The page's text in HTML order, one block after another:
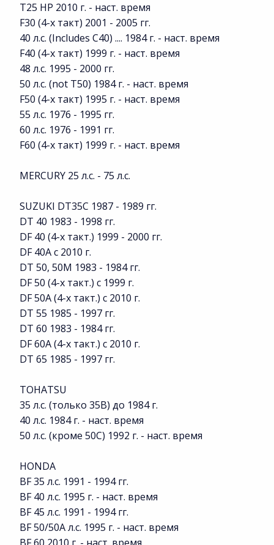
T25 HP 2010 г. - наст. время
F30 (4-х такт) 2001 - 2005 гг.
40 л.с. (Includes C40) .... 1984 г. - наст. время
F40 (4-х такт) 1999 г. - наст. время
48 л.с. 1995 - 2000 гг.
50 л.с. (not T50) 1984 г. - наст. время
F50 (4-х такт) 1995 г. - наст. время
55 л.с. 1976 - 1995 гг.
60 л.с. 1976 - 1991 гг.
F60 (4-х такт) 1999 г. - наст. время
MERCURY 25 л.с. - 75 л.с.
SUZUKI DT35C 1987 - 1989 гг.
DT 40 1983 - 1998 гг.
DF 40 (4-х такт.) 1999 - 2000 гг.
DF 40A с 2010 г.
DT 50, 50M 1983 - 1984 гг.
DF 50 (4-х такт.) с 1999 г.
DF 50A (4-х такт.) с 2010 г.
DT 55 1985 - 1997 гг.
DT 60 1983 - 1984 гг.
DF 60A (4-х такт.) с 2010 г.
DT 65 1985 - 1997 гг.
TOHATSU
35 л.с. (только 35B) до 1984 г.
40 л.с. 1984 г. - наст. время
50 л.с. (кроме 50C) 1992 г. - наст. время
HONDA
BF 35 л.с. 1991 - 1994 гг.
BF 40 л.с. 1995 г. - наст. время
BF 45 л.с. 1991 - 1994 гг.
BF 50/50A л.с. 1995 г. - наст. время